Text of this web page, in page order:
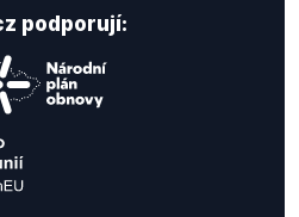
podporují: